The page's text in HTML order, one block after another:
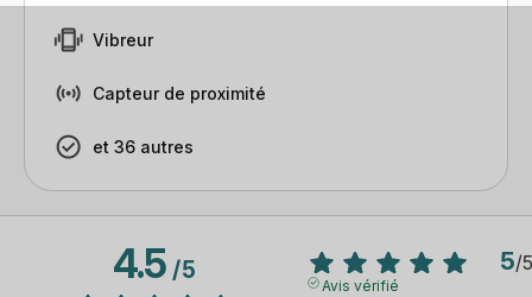
Vibreur
Capteur de proximité
et 36 autres
4.5/5 5/5
Avis vérifié